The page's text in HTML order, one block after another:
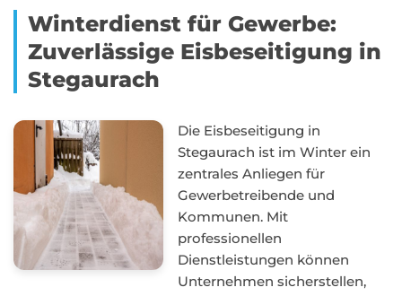
Winterdienst für Gewerbe:
Zuverlässige Eisbeseitigung in
Stegaurach
Die Eisbeseitigung in
Stegaurach ist im Winter ein
zentrales Anliegen für
Gewerbetreibende und
Kommunen. Mit
professionellen
Dienstleistungen können
Unternehmen sicherstellen,